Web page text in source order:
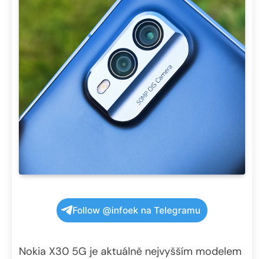
Follow @infoek na Telegramu
Nokia X30 5G je aktuálně nejvyšším modelem